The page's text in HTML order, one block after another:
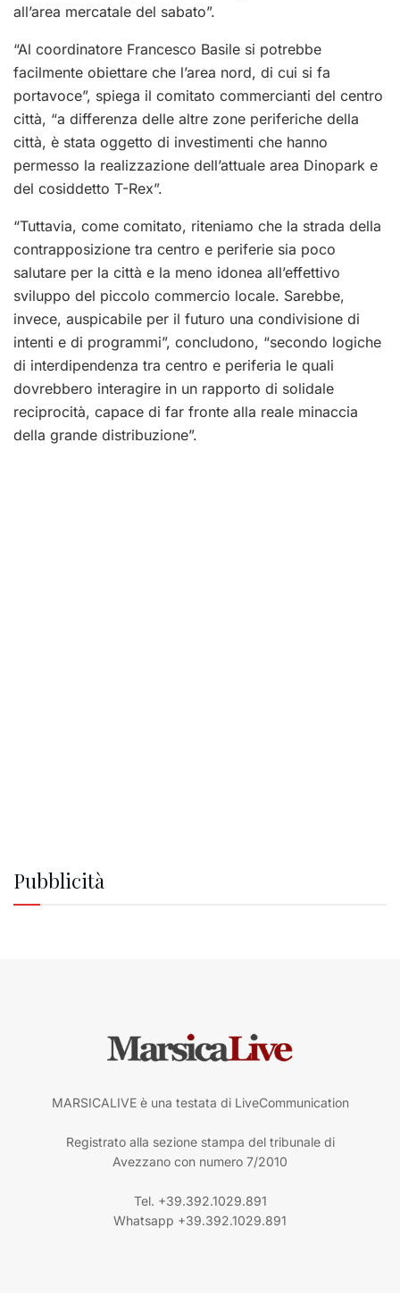
all’area mercatale del sabato”.
“Al coordinatore Francesco Basile si potrebbe
facilmente obiettare che l’area nord, di cui si fa
portavoce”, spiega il comitato commercianti del centro
città, “a differenza delle altre zone periferiche della
città, è stata oggetto di investimenti che hanno
permesso la realizzazione dell’attuale area Dinopark e
del cosiddetto T-Rex”.
“Tuttavia, come comitato, riteniamo che la strada della
contrapposizione tra centro e periferie sia poco
salutare per la città e la meno idonea all’effettivo
sviluppo del piccolo commercio locale. Sarebbe,
invece, auspicabile per il futuro una condivisione di
intenti e di programmi”, concludono, “secondo logiche
di interdipendenza tra centro e periferia le quali
dovrebbero interagire in un rapporto di solidale
reciprocità, capace di far fronte alla reale minaccia
della grande distribuzione”.
Pubblicità
MARSICALIVE è una testata di LiveCommunication
Registrato alla sezione stampa del tribunale di
Avezzano con numero 7/2010
Tel. +39.392.1029.891
Whatsapp +39.392.1029.891